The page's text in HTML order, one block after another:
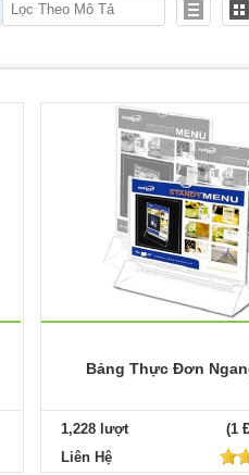
Bảng Thực Đơn
1,228 lượt
(1
Liên Hệ